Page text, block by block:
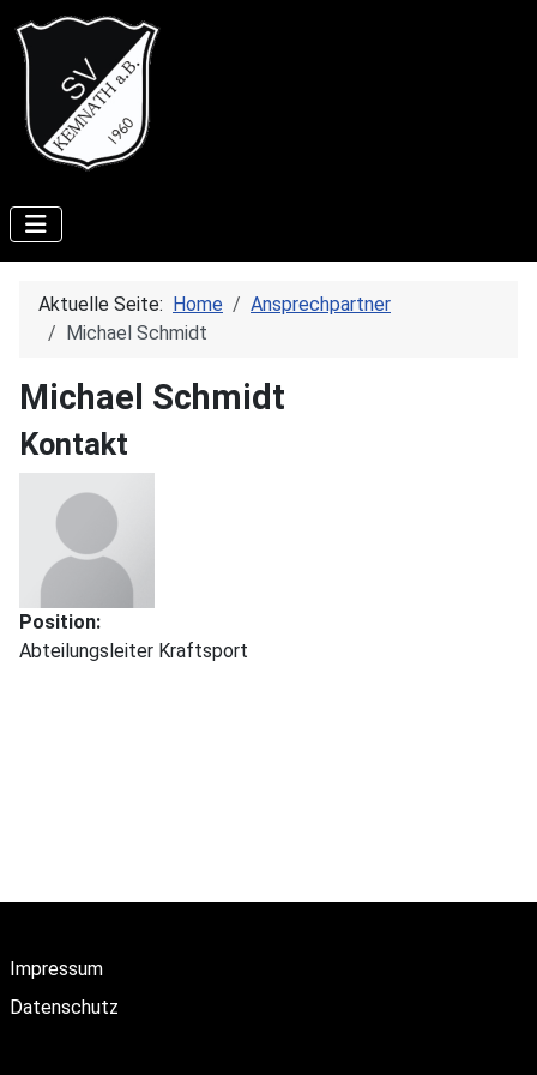
Aktuelle Seite: Home
Ansprechpartner
Michael Schmidt
Michael Schmidt
Kontakt
Position:
Abteilungsleiter Kraftsport
Impressum
Datenschutz